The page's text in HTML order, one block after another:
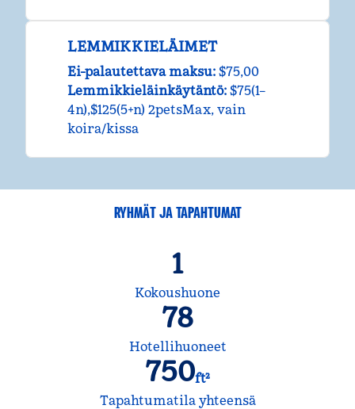
LEMMIKKIELÄIMET
Ei-palautettava maksu: $75,00
Lemmikkieläinkäytäntö: $75(1–
4n),$125(5+n) 2petsMax, vain
koira/kissa
RYHMÄT JA TAPAHTUMAT
1
Kokoushuone
78
Hotellihuoneet
750ft²
neliöjalkaa
Tapahtumatila yhteensä